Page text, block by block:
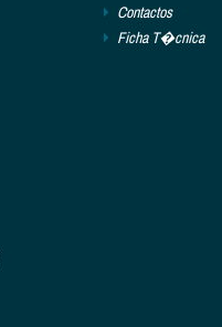
Contactos
Ficha T�cnica